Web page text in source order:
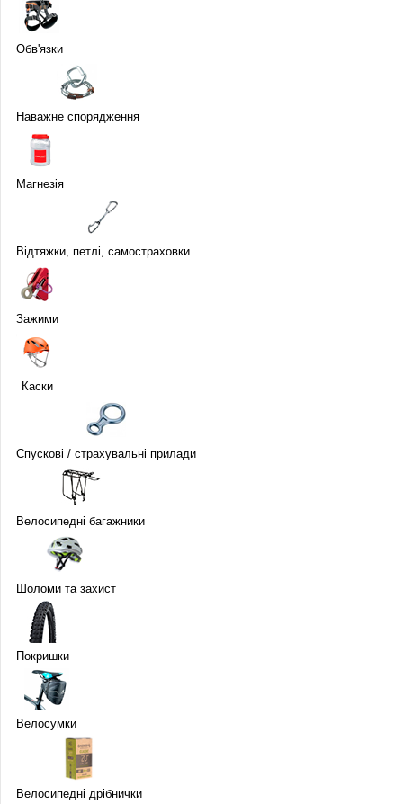
Обв'язки
Наважне спорядження
Магнезія
Відтяжки, петлі, самостраховки
Зажими
Каски
Спускові / страхувальні прилади
Велосипедні багажники
Шоломи та захист
Покришки
Велосумки
Велосипедні дрібнички